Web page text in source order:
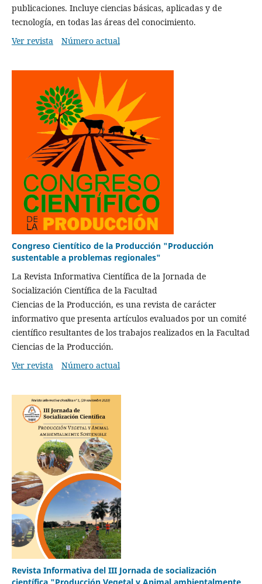
publicaciones. Incluye ciencias básicas, aplicadas y de
tecnología, en todas las áreas del conocimiento.
Ver revista
Número actual
Congreso Cientítico de la Producción "Producción
sustentable a problemas regionales"
La Revista Informativa Científica de la Jornada de
Socialización Científica de la Facultad
Ciencias de la Producción, es una revista de carácter
informativo que presenta artículos evaluados por un comité
científico resultantes de los trabajos realizados en la Facultad
Ciencias de la Producción.
Ver revista
Número actual
Revista Informativa del III Jornada de socialización